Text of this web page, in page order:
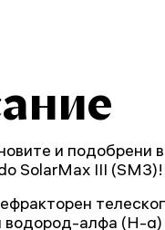
и подобрени
SolarMax III (SM3)!
алфа (H-α)